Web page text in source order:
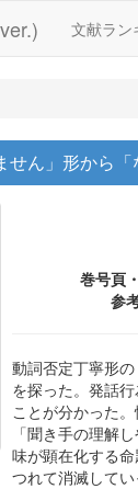
文献ラン
せん」形から
巻号頁
参
動詞否定丁寧形
を探った。発話
ことが分かった
「聞き手の理解
味が顕在化する
つれて消滅して